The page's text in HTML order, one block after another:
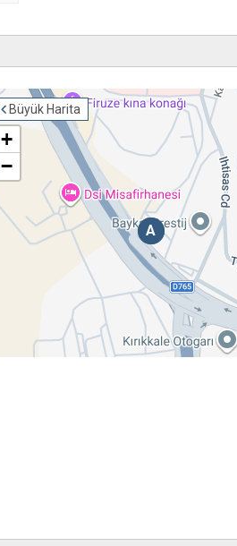
Büyük Harita
A
A
+
−